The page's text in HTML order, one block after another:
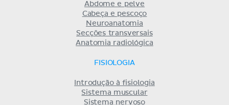
Abdome e pelve
Cabeça e pescoço
Neuroanatomia
Secções transversais
Anatomia radiológica
FISIOLOGIA
Introdução à fisiologia
Sistema muscular
Sistema nervoso